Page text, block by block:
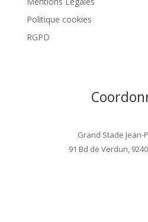
Politique cookies
RGPD
Grand Stade Jean-
91 Bd de Verdun,